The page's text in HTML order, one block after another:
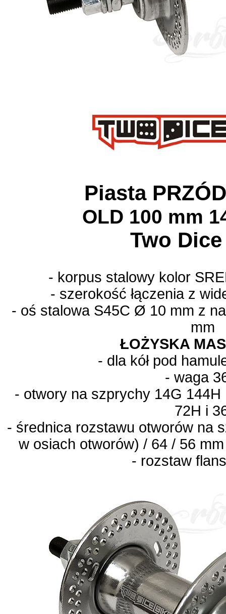
Piasta
OLD 100 mm
Two
- korpus stalowy kolor
- szerokość łączenia z
- oś stalowa S45C Ø 10 mm z
mm
ŁOŻYSKA
- dla kół pod
- waga
- otwory na szprychy 14G
72H i
- średnica rozstawu otworów na
w osiach otworów) / 64 / 56
- rozstaw